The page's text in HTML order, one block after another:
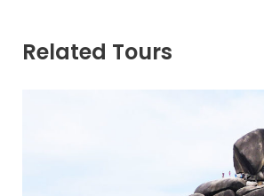
Related Tours